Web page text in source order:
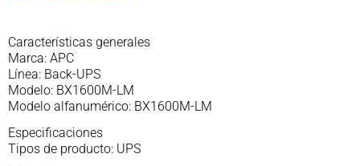
Características generales
Marca: APC
Línea: Back-UPS
Modelo: BX1600M-LM
Modelo alfanumérico: BX1600M-LM
Especificaciones
Tipos de producto: UPS